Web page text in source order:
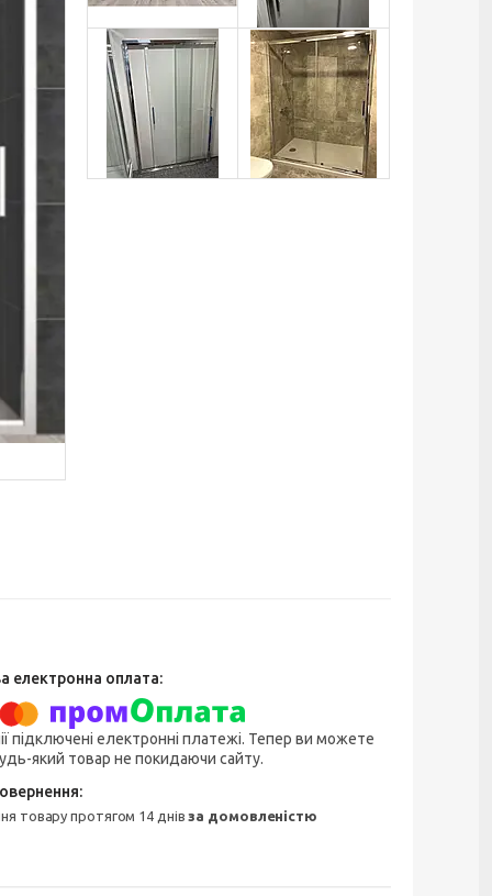
підключені електронні платежі. Тепер ви можете
який товар не покидаючи сайту.
товару протягом 14 днівза домовленістю